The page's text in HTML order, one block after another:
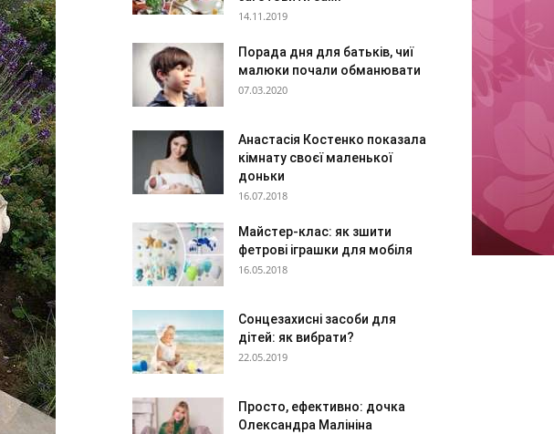
14.11.2019
Порада дня для батьків, чиї
малюки почали обманювати
07.03.2020
Анастасія Костенко показала
кімнату своєї маленької
доньки
16.07.2018
Майстер-клас: як зшити
фетрові іграшки для мобіля
16.05.2018
Сонцезахисні засоби для
дітей: як вибрати?
22.05.2019
Просто, ефективно: дочка
Олександра Малініна